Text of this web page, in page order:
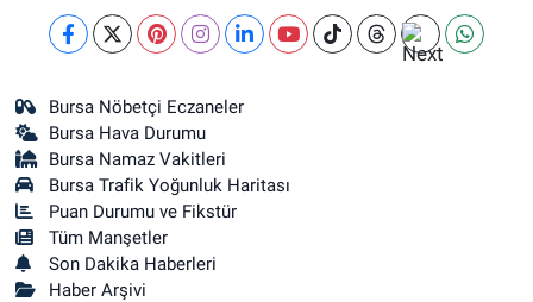
Bursa Nöbetçi Eczaneler
Bursa Hava Durumu
Bursa Namaz Vakitleri
Bursa Trafik Yoğunluk Haritası
Puan Durumu ve Fikstür
Tüm Manşetler
Son Dakika Haberleri
Haber Arşivi